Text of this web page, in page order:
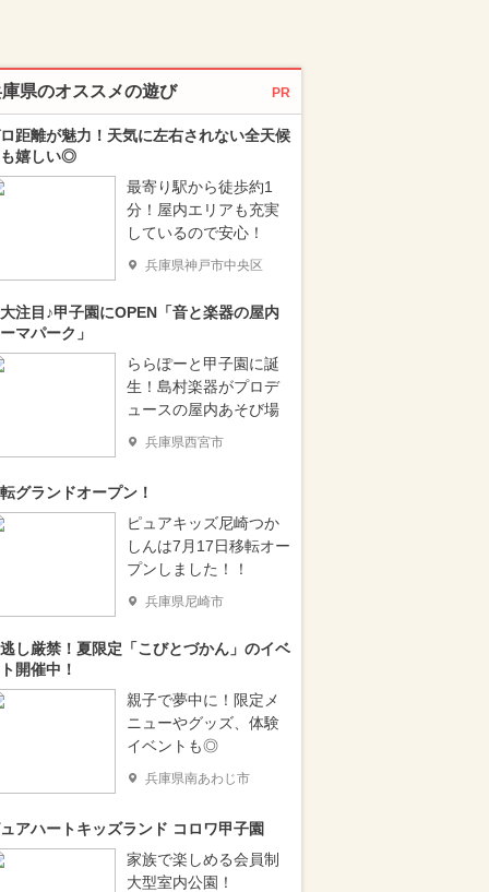
県のオススメの遊び PR
距離が魅力！天気に左右されない全天候
嬉しい◎
最寄り駅から徒歩約1
分！屋内エリアも充実
しているので安心！
兵庫県神戸市中央区
注目♪甲子園にOPEN「音と楽器の屋内
マパーク」
ららぽーと甲子園に誕
生！島村楽器がプロデ
ュースの屋内あそび場
兵庫県西宮市
グランドオープン！
ピュアキッズ尼崎つか
しんは7月17日移転オー
プンしました！！
兵庫県尼崎市
し厳禁！夏限定「こびとづかん」のイベ
開催中！
親子で夢中に！限定メ
ニューやグッズ、体験
イベントも◎
兵庫県南あわじ市
アハートキッズランド コロワ甲子園
家族で楽しめる会員制
大型室内公園！